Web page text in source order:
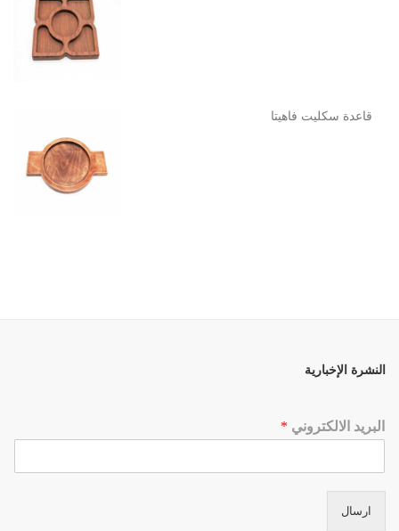
قاعدة سكليت فاهيتا
النشرة الإخبارية
البريد الالكتروني *
ارسال